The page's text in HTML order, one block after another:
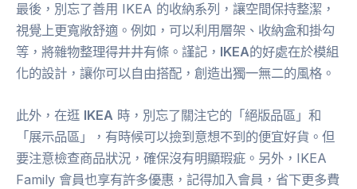
最後，別忘了善用 IKEA 的收納系列，讓空間保持整潔，
視覺上更寬敞舒適。例如，可以利用層架、收納盒和掛勾
等，將雜物整理得井井有條。謹記， IKEA的好處在於模組
化的設計，讓你可以自由搭配，創造出獨一無二的風格。
此外，在逛 IKEA 時，別忘了關注它的「絕版品區」和
「展示品區」，有時候可以撿到意想不到的便宜好貨。但
要注意檢查商品狀況，確保沒有明顯瑕疵。另外，IKEA
Family 會員也享有許多優惠，記得加入會員，省下更多費